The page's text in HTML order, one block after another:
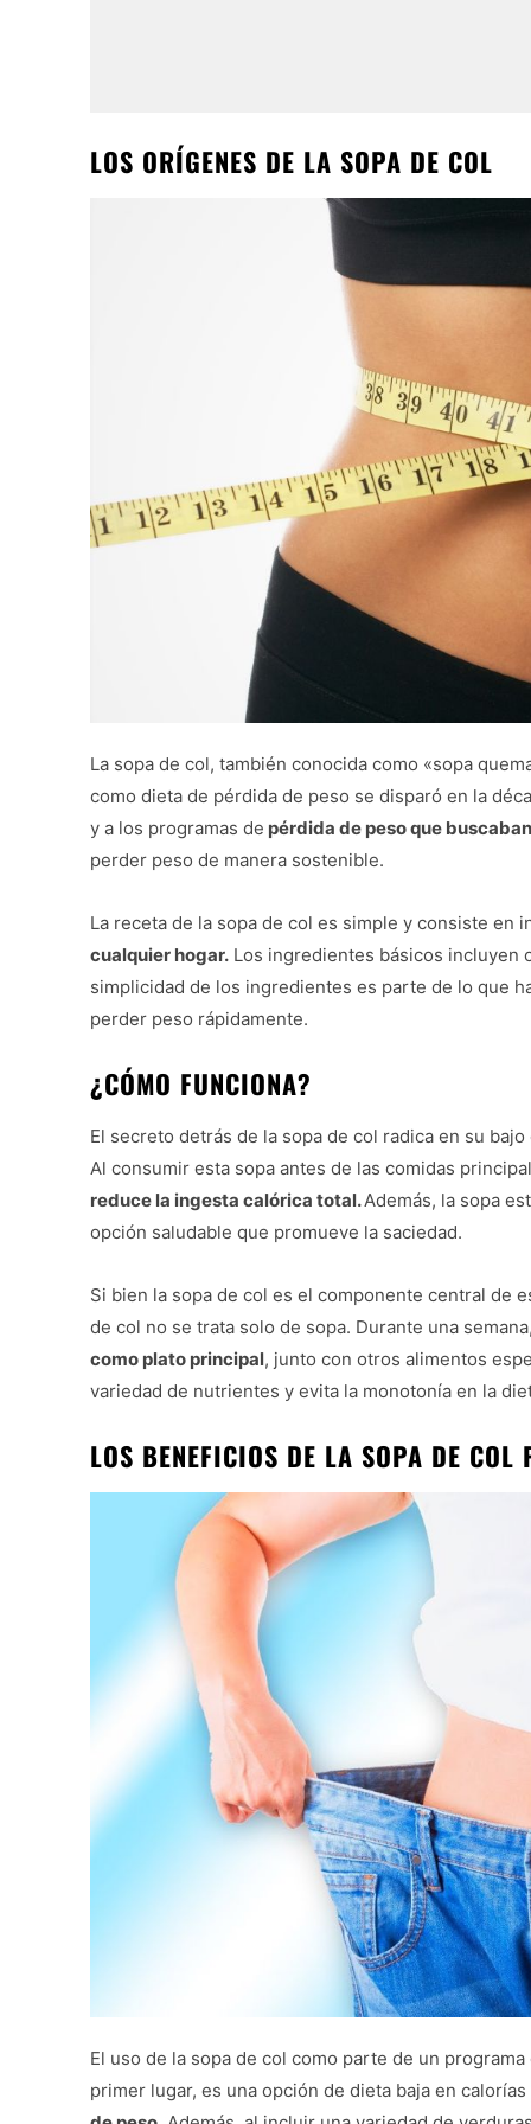
LOS ORÍGENES DE LA SOPA DE COL
La sopa de col, también conocida como «sopa
como dieta de pérdida de peso se disparó en la
y a los programas de pérdida de peso que
perder peso de manera sostenible.
La receta de la sopa de col es simple y consiste en
cualquier hogar. Los ingredientes básicos incluyen
simplicidad de los ingredientes es parte de lo que
perder peso rápidamente.
¿CÓMO FUNCIONA?
El secreto detrás de la sopa de col radica en su
Al consumir esta sopa antes de las comidas
reduce la ingesta calórica total.Además, la sopa
opción saludable que promueve la saciedad.
Si bien la sopa de col es el componente central de
de col no se trata solo de sopa. Durante una
como plato principal, junto con otros alimentos
variedad de nutrientes y evita la monotonía en la
LOS BENEFICIOS DE LA SOPA DE
El uso de la sopa de col como parte de un
primer lugar, es una opción de dieta baja en